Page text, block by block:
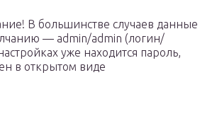
В большинстве случаев данные
— admin/admin (логин/
уже находится пароль,
в открытом виде